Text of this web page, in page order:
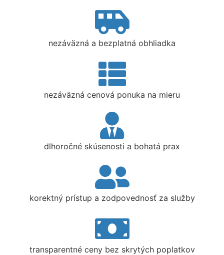
nezáväzná a bezplatná obhliadka
nezáväzná cenová ponuka na mieru
dlhoročné skúsenosti a bohatá prax
korektný prístup a zodpovednosť za služby
transparentné ceny bez skrytých poplatkov